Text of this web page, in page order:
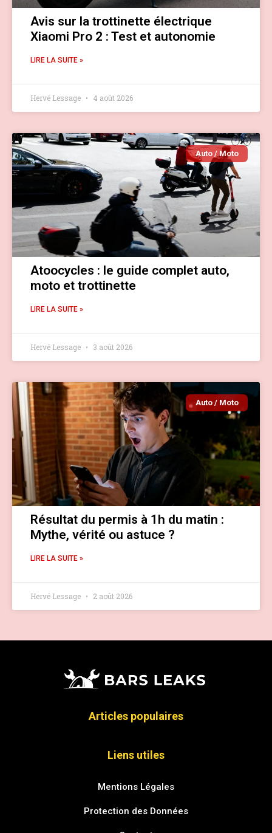
Avis sur la trottinette électrique
Xiaomi Pro 2 : Test et autonomie
LIRE LA SUITE »
Hervé Lessage 4 août 2026
Auto / Moto
Atoocycles : le guide complet auto,
moto et trottinette
LIRE LA SUITE »
Hervé Lessage 3 août 2026
Auto / Moto
Résultat du permis à 1h du matin :
Mythe, vérité ou astuce ?
LIRE LA SUITE »
Hervé Lessage 2 août 2026
Articles populaires
Liens utiles
Mentions Légales
Protection des Données